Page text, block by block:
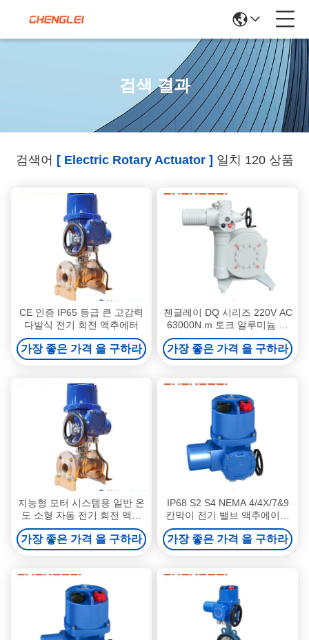
검색 결과
검색어 [ Electric Rotary Actuator ] 일치 120 상품
CE 인증 IP65 등급 큰 고강력
다발식 전기 회전 액추에터
가장 좋은 가격 을 구하라
첸글레이 DQ 시리즈 220V AC
63000N.m 토크 알루미늄 합
금 밸브 덤퍼 HVAC용 전기 회
전 액추에터
가장 좋은 가격 을 구하라
지능형 모터 시스템용 일반 온
도 소형 자동 전기 회전 액추
에터
가장 좋은 가격 을 구하라
IP68 S2 S4 NEMA 4/4X/7&9
칸막이 전기 밸브 액추에이터
및 HVAC 및 덤퍼 제어용 전기
회전 액추에이터
가장 좋은 가격 을 구하라